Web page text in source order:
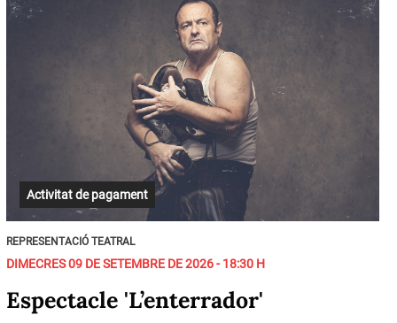
Activitat de pagament
REPRESENTACIÓ TEATRAL
DIMECRES 09 DE SETEMBRE DE 2026 - 18:30 H
Espectacle 'L’enterrador'